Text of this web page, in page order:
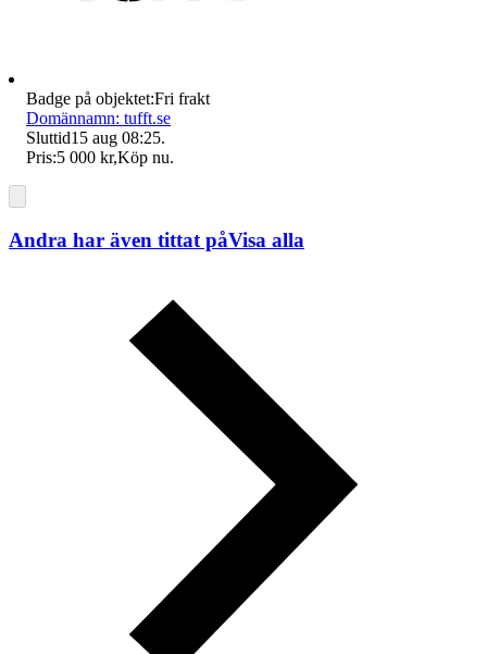
Badge på objektet:Fri frakt
Domännamn: tufft.se
Sluttid15 aug 08:25.
Pris:5 000 kr,Köp nu.
Andra har även tittat påVisa alla